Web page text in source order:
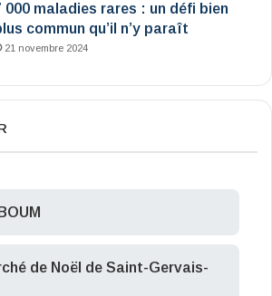
000 maladies rares : un défi bien
commun qu’il n’y paraît
21 novembre 2024
de Noël de Saint-Gervais-